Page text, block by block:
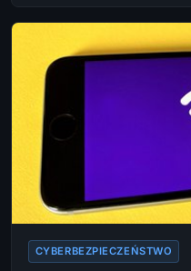
CYBERBEZPIECZEŃSTWO